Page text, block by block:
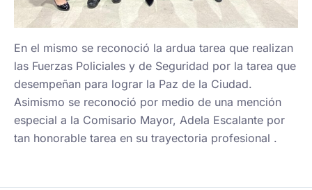
En el mismo se reconoció la ardua tarea que realizan
las Fuerzas Policiales y de Seguridad por la tarea que
desempeñan para lograr la Paz de la Ciudad.
Asimismo se reconoció por medio de una mención
especial a la Comisario Mayor, Adela Escalante por
tan honorable tarea en su trayectoria profesional .